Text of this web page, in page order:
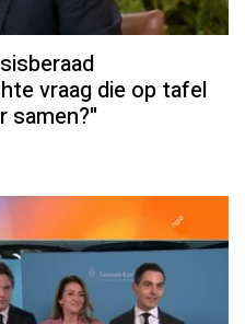
vraag die op tafel
samen?"